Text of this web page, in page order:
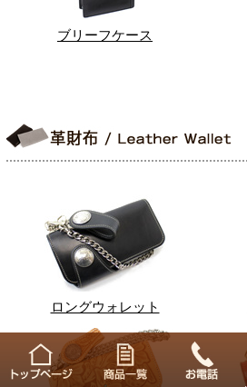
ブリーフケース
ロングウォレット